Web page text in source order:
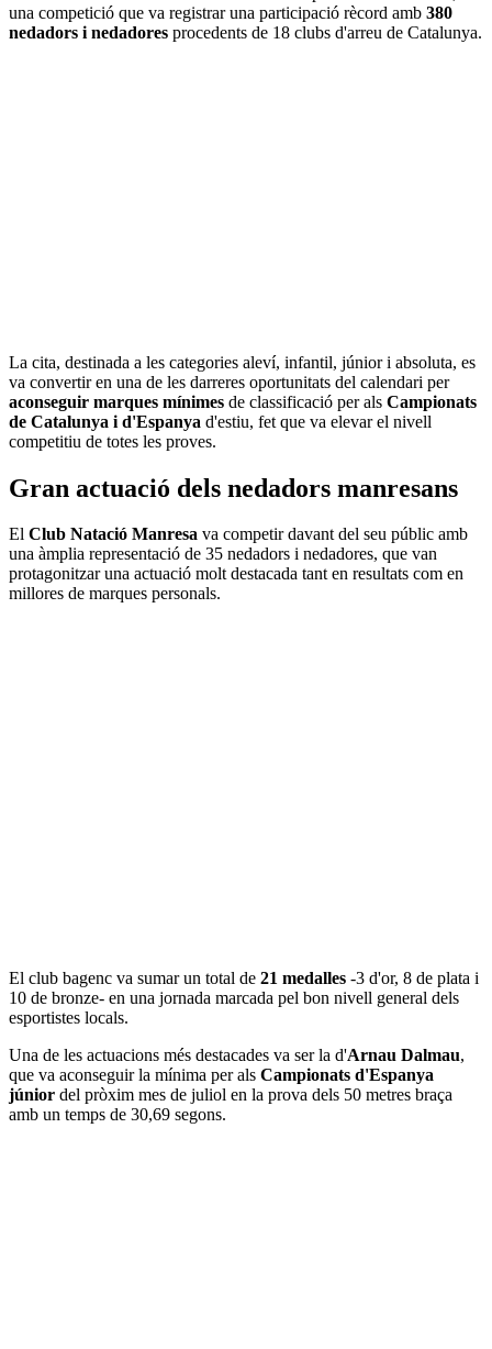
una competició que va registrar una participació rècord amb 380
nedadors i nedadores procedents de 18 clubs d'arreu de Catalunya.
La cita, destinada a les categories aleví, infantil, júnior i absoluta, es
va convertir en una de les darreres oportunitats del calendari per
aconseguir marques mínimes de classificació per als Campionats
de Catalunya i d'Espanya d'estiu, fet que va elevar el nivell
competitiu de totes les proves.
Gran actuació dels nedadors manresans
El Club Natació Manresa va competir davant del seu públic amb
una àmplia representació de 35 nedadors i nedadores, que van
protagonitzar una actuació molt destacada tant en resultats com en
millores de marques personals.
El club bagenc va sumar un total de 21 medalles -3 d'or, 8 de plata i
10 de bronze- en una jornada marcada pel bon nivell general dels
esportistes locals.
Una de les actuacions més destacades va ser la d'Arnau Dalmau,
que va aconseguir la mínima per als Campionats d'Espanya
júnior del pròxim mes de juliol en la prova dels 50 metres braça
amb un temps de 30,69 segons.